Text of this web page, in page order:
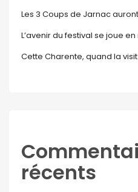
Les 3 Coups de Jarnac
L’avenir du festival se joue
Cette Charente, quand la
récents